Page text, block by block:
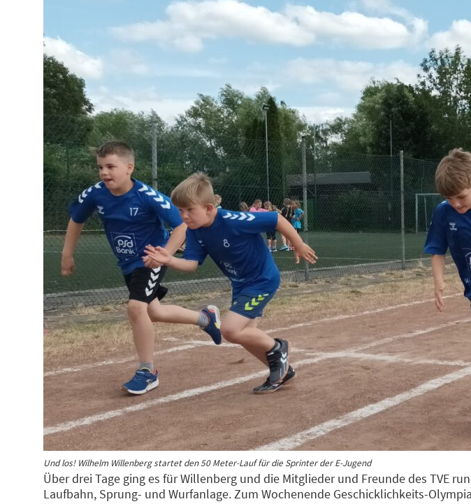
Und los! Wilhelm Willenberg startet den 50 Meter-Lauf für die Sprinter der E-Jugend
Über drei Tage ging es für Willenberg und die Mitglieder und Freunde des TVE
Laufbahn, Sprung- und Wurfanlage. Zum Wochenende Geschicklichkeits-